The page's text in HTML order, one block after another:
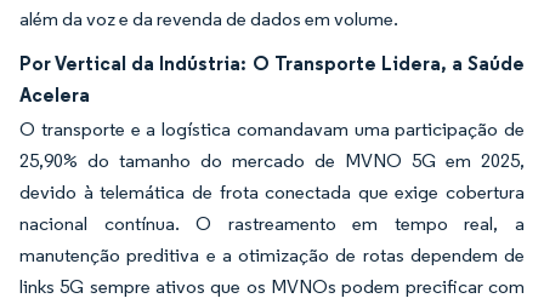
além da voz e da revenda de dados em volume.
Por Vertical da Indústria: O Transporte Lidera, a Saúde
Acelera
O transporte e a logística comandavam uma participação de
25,90% do tamanho do mercado de MVNO 5G em 2025,
devido à telemática de frota conectada que exige cobertura
nacional contínua. O rastreamento em tempo real, a
manutenção preditiva e a otimização de rotas dependem de
links 5G sempre ativos que os MVNOs podem precificar com